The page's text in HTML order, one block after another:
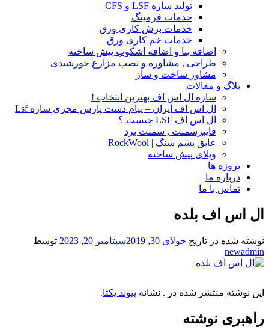
تولید سازه LSF و CFS
خدمات فرمینگ
خدمات برش کاری ورق
خدمات خم کاری ورق
اضافه بنا و اضافه اشکوب پیش ساخته
طراحی , مشاوره و نصب مزارع خورشیدی
مشاور ساخت و ساز
بلاگ و مقالات
سازه ال اس اف بهترین انتخاب !
ال اس اف ایران – پیام دشت پارس مجری سازه Lsf
ال اس اف LSF چیست ؟
فایبرسمنت , سمنت برد
عایق پشم سنگ | RockWool
ویلای پیش ساخته
پروژه ها
درباره ما
تماس با ما
ال اس اف بلده
نوشته شده در تاریخ جولای 30, 2019 سپتامبر 20, 2023
توسط
newadmin
این نوشته منتشر شده در . نشانه پیوند یکتا.
راهبری نوشته